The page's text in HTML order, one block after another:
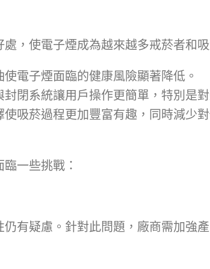
，使電子煙成為越來越多戒菸者和吸
使電子煙面臨的健康風險顯著降低。
封閉系統讓用戶操作更簡單，特別是
使吸菸過程更加豐富有趣，同時減少
一些挑戰：
有疑慮。針對此問題，廠商需加強